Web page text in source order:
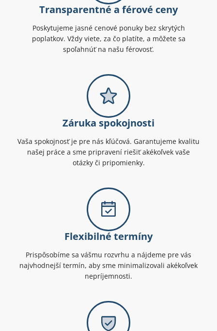
Transparentné a férové ceny
Poskytujeme jasné cenové ponuky bez skrytých
poplatkov. Vždy viete, za čo platíte, a môžete sa
spoľahnúť na našu férovosť.
Záruka spokojnosti
Vaša spokojnosť je pre nás kľúčová. Garantujeme kvalitu
našej práce a sme pripravení riešiť akékoľvek vaše
otázky či pripomienky.
Flexibilné termíny
Prispôsobíme sa vášmu rozvrhu a nájdeme pre vás
najvhodnejší termín, aby sme minimalizovali akékoľvek
nepríjemnosti.